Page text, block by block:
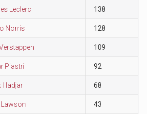
Leclerc 138
Norris 128
109
Piastri 92
Hadjar 68
Lawson 43